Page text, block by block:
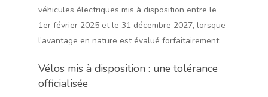
véhicules électriques mis à disposition entre le
1er février 2025 et le 31 décembre 2027, lorsque
l’avantage en nature est évalué forfaitairement.
Vélos mis à disposition : une tolérance
officialisée